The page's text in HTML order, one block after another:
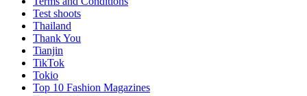
Test shoots
Thailand
Thank You
Tianjin
TikTok
Tokio
Top 10 Fashion Magazines